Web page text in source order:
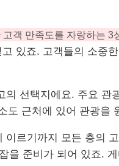
고객 만족도를 자랑하는 3
있죠. 고객들의 소중
선택지에요. 주요 관
도 근처에 있어 관광을
이르기까지 모든 층의
을 준비가 되어 있죠.